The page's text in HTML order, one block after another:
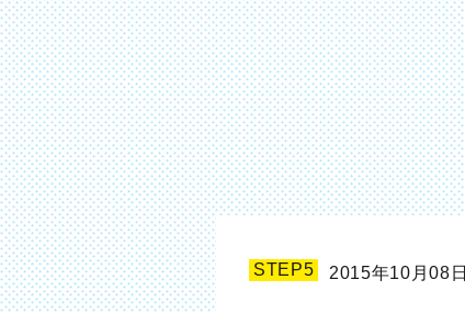
STEP5 2015年10月08日